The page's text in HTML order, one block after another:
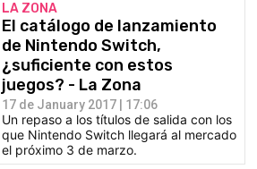
LA ZONA
El catálogo de lanzamiento
de Nintendo Switch,
¿suficiente con estos
juegos? - La Zona
17 de January 2017 | 17:06
Un repaso a los títulos de salida con los
que Nintendo Switch llegará al mercado
el próximo 3 de marzo.